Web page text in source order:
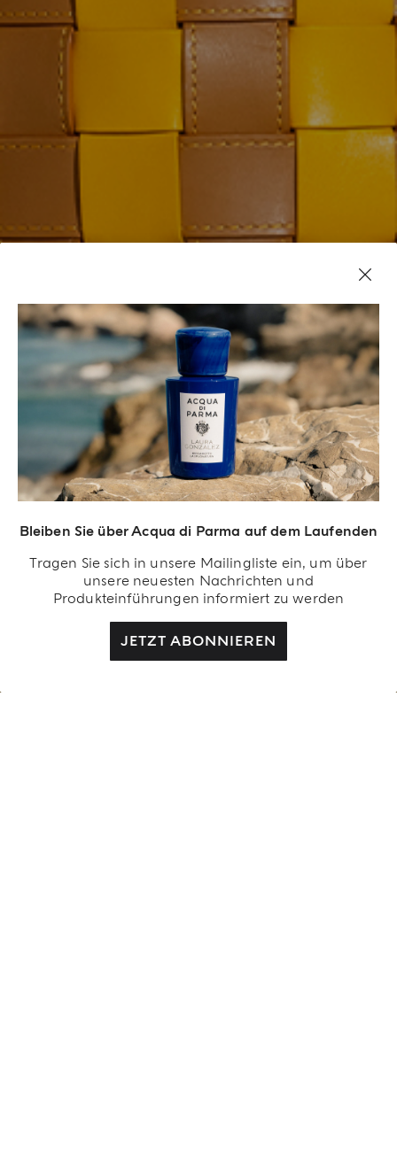
Bleiben Sie über Acqua di Parma auf dem Laufenden
Tragen Sie sich in unsere Mailingliste ein, um über
unsere neuesten Nachrichten und
Produkteinführungen informiert zu werden
JETZT ABONNIEREN
Lifestyle-Objekte, um wundervolle Augenblicke unter der
RESORT-KOLLEKTION
MEHR ENTDECKEN